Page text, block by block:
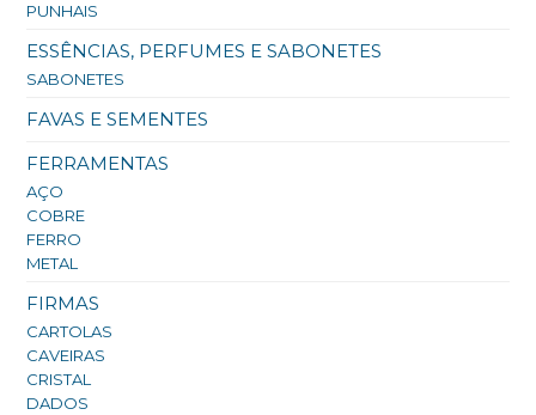
PUNHAIS
ESSÊNCIAS, PERFUMES E SABONETES
SABONETES
FAVAS E SEMENTES
FERRAMENTAS
AÇO
COBRE
FERRO
METAL
FIRMAS
CARTOLAS
CAVEIRAS
CRISTAL
DADOS